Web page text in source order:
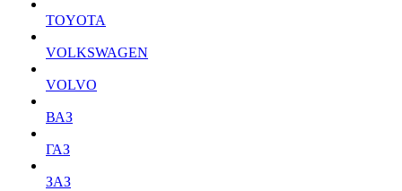
TOYOTA
VOLKSWAGEN
VOLVO
ВАЗ
ГАЗ
ЗАЗ